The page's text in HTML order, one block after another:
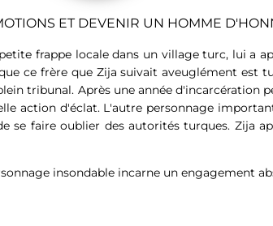
ET DEVENIR UN HOMME
frappe locale dans un village turc, lui a
ce frère que Zija suivait aveuglément est
tribunal. Après une année d'incarcération
action d'éclat. L'autre personnage
se faire oublier des autorités turques. Zija
insondable incarne un engagement